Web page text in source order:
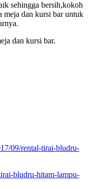
sehingga bersih,kokoh
meja dan kursi bar untuk
dan kursi bar.
09/rental-tirai-bludru-
bludru-hitam-lampu-